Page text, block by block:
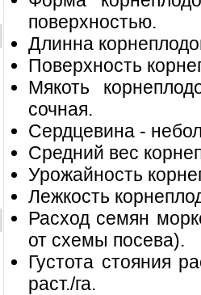
поверхностью.
Длинна
Поверхность
Мякоть
сочная.
Сердцевина -
Средний вес
Урожайность
Лежкость
Расход семян
от схемы посева).
Густота стояния
раст./га.